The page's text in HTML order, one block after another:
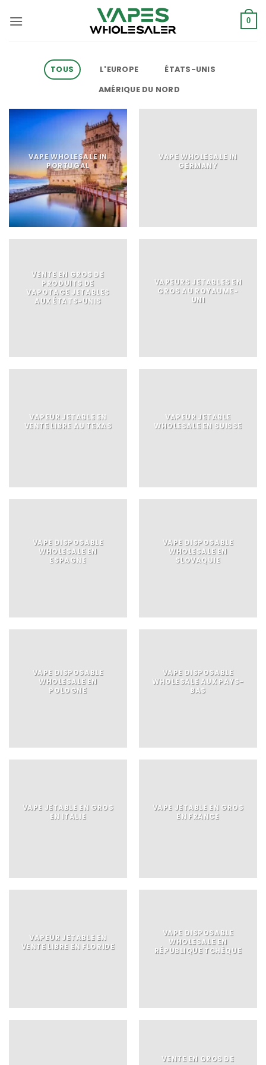
0
TOUS L'EUROPE
ÉTATS-UNIS
AMÉRIQUE DU NORD
VAPE WHOLESALE IN
PORTUGAL
VAPE WHOLESALE IN
GERMANY
VENTE EN GROS DE
PRODUITS DE
VAPOTAGE JETABLES
AUX ÉTATS-UNIS
VAPEURS JETABLES EN
GROS AU ROYAUME-
UNI
VAPEUR JETABLE EN
VENTE LIBRE AU TEXAS
VAPEUR JETABLE
WHOLESALE EN SUISSE
VAPE DISPOSABLE
WHOLESALE EN
ESPAGNE
VAPE DISPOSABLE
WHOLESALE EN
SLOVAQUIE
VAPE DISPOSABLE
WHOLESALE EN
POLOGNE
VAPE DISPOSABLE
WHOLESALE AUX PAYS-
BAS
VAPE JETABLE EN GROS
EN ITALIE
VAPE JETABLE EN GROS
EN FRANCE
VAPEUR JETABLE EN
VENTE LIBRE EN FLORIDE
VAPE DISPOSABLE
WHOLESALE EN
RÉPUBLIQUE TCHÈQUE
VENTE EN GROS DE